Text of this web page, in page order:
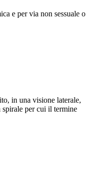
e per via non sessuale o
in una visione laterale,
spirale per cui il termine